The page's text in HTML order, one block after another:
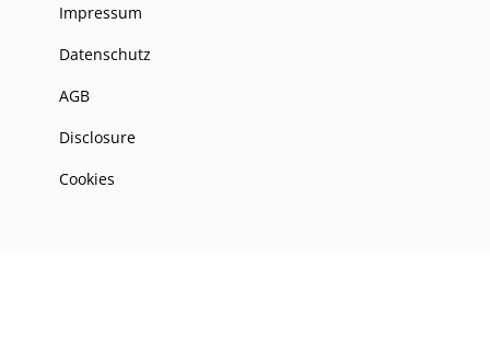
Impressum
Datenschutz
AGB
Disclosure
Cookies